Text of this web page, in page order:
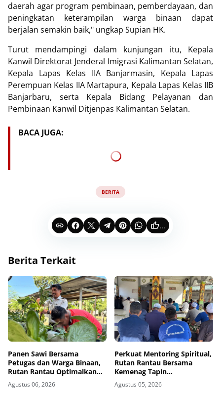
daerah agar program pembinaan, pemberdayaan, dan
peningkatan keterampilan warga binaan dapat
berjalan semakin baik," ungkap Supian HK.
Turut mendampingi dalam kunjungan itu, Kepala
Kanwil Direktorat Jenderal Imigrasi Kalimantan Selatan,
Kepala Lapas Kelas IIA Banjarmasin, Kepala Lapas
Perempuan Kelas IIA Martapura, Kepala Lapas Kelas IIB
Banjarbaru, serta Kepala Bidang Pelayanan dan
Pembinaan Kanwil Ditjenpas Kalimantan Selatan.
BACA JUGA:
BERITA
...
Berita Terkait
Panen Sawi Bersama
Petugas dan Warga Binaan,
Rutan Rantau Optimalkan
Lahan SAE untuk Pembinaan
Kemandirian
Agustus 06, 2026
Perkuat Mentoring Spiritual,
Rutan Rantau Bersama
Kemenag Tapin
Selenggarakan Kegiatan
Tausyiah
Agustus 05, 2026